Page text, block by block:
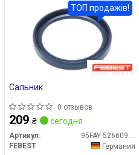
Сальник
0 отзывов
209 ₴ сегодня
Артикул:
95FAY-52660909X
FEBEST
Германия
ТОП продажів!